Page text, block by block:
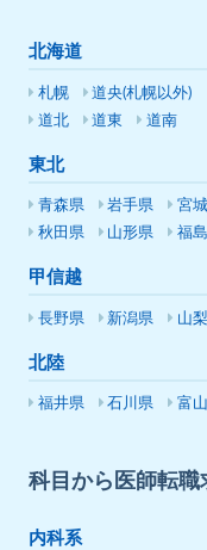
北海道
札幌
道央(札幌以外)
道北
道東 道南
東北
青森県 岩手県
宮
秋田県
山形県 福
甲信越
長野県 新潟県 山
北陸
福井県 石川県 富
科目から医師転職
内科系